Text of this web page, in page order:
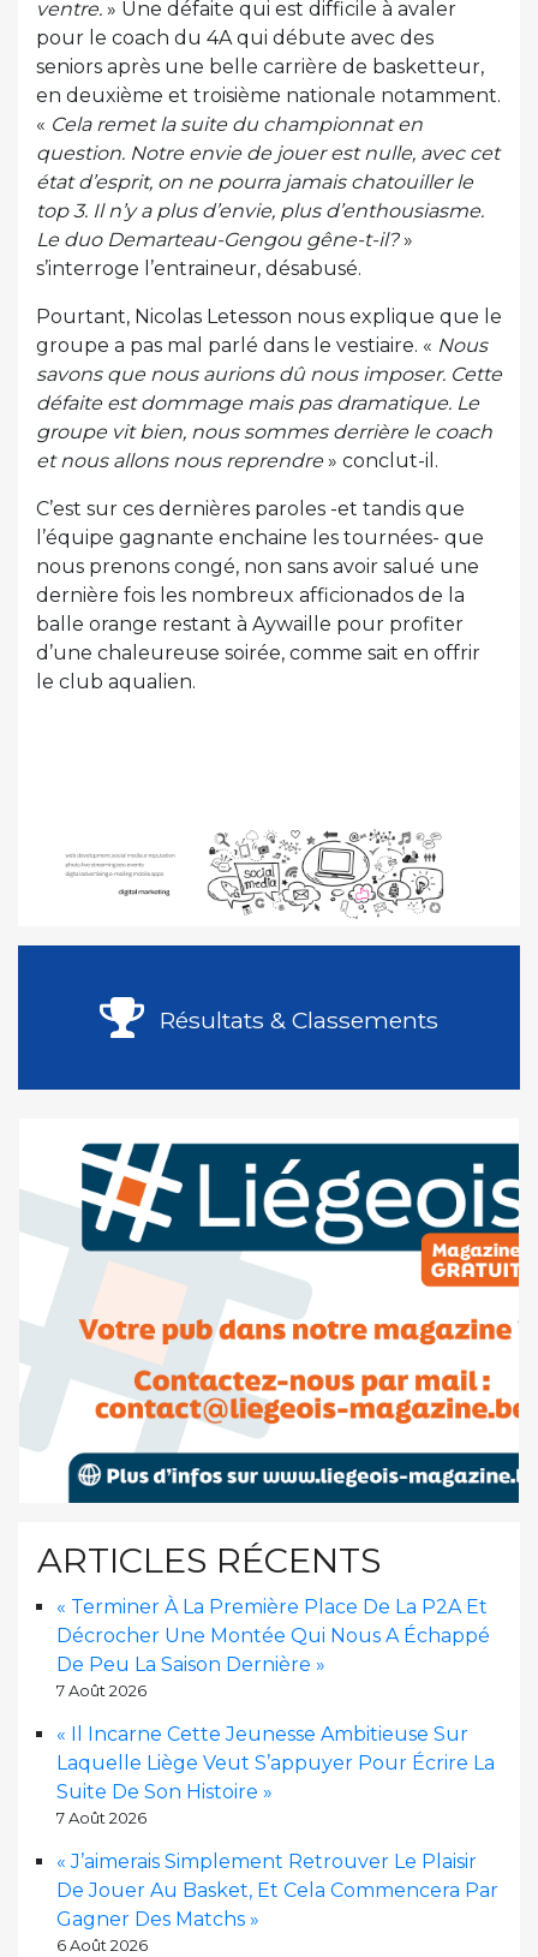
ventre. » Une défaite qui est difficile à avaler
pour le coach du 4A qui débute avec des
seniors après une belle carrière de basketteur,
en deuxième et troisième nationale notamment.
« Cela remet la suite du championnat en
question. Notre envie de jouer est nulle, avec cet
état d’esprit, on ne pourra jamais chatouiller le
top 3. Il n’y a plus d’envie, plus d’enthousiasme.
Le duo Demarteau-Gengou gêne-t-il?»
s’interroge l’entraineur, désabusé.
Pourtant, Nicolas Letesson nous explique que le
groupe a pas mal parlé dans le vestiaire. « Nous
savons que nous aurions dû nous imposer. Cette
défaite est dommage mais pas dramatique. Le
groupe vit bien, nous sommes derrière le coach
et nous allons nous reprendre» conclut-il.
C’est sur ces dernières paroles -et tandis que
l’équipe gagnante enchaine les tournées- que
nous prenons congé, non sans avoir salué une
dernière fois les nombreux afficionados de la
balle orange restant à Aywaille pour profiter
d’une chaleureuse soirée, comme sait en offrir
le club aqualien.
Résultats & Classements
ARTICLES RÉCENTS
« Terminer À La Première Place De La P2A Et
Décrocher Une Montée Qui Nous A Échappé
De Peu La Saison Dernière »
7 Août 2026
« Il Incarne Cette Jeunesse Ambitieuse Sur
Laquelle Liège Veut S’appuyer Pour Écrire La
Suite De Son Histoire »
7 Août 2026
« J’aimerais Simplement Retrouver Le Plaisir
De Jouer Au Basket, Et Cela Commencera Par
Gagner Des Matchs »
6 Août 2026